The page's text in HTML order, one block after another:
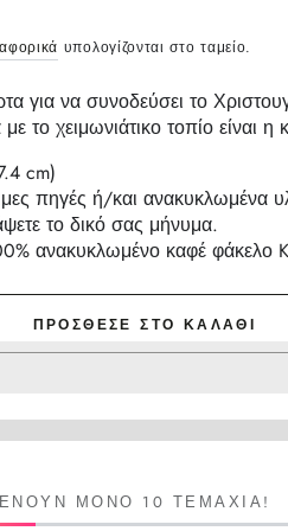
υπολογίζονται στο ταμείο.
για να συνοδεύσει το
το χειμωνιάτικο τοπίο είναι η
cm)
πηγές ή/και ανακυκλωμένα
το δικό σας μήνυμα.
ανακυκλωμένο καφέ φάκελο
ΠΡΌΣΘΕΣΕ ΣΤΟ ΚΑΛΆΘΙ
ΜΌΝΟ 10 ΤΕΜΆΧΙΑ!